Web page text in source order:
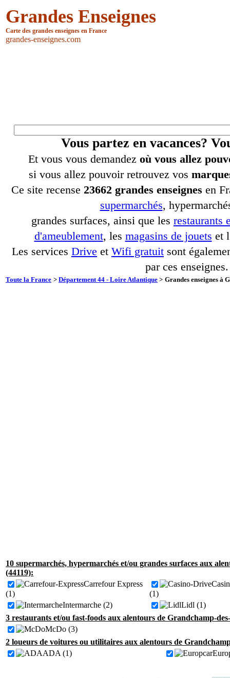
Grandes Enseignes
Carte des grandes enseignes en France
grandes-enseignes.com
Vous partez en vacances?
Et vous vous demandez où vous allez
si vous allez pouvoir retrouvez vos
Ce site recense 23662 grandes enseignes en
supermarchés,
grandes surfaces, ainsi que les restaurants
d'ameublement, les magasins de jouets et
Les services Drive et Wifi gratuit sont
par ces enseignes.
Toute la France > Département 44 - Loire Atlantique > Grandes enseignes à
10 supermarchés, hypermarchés et/ou grandes surfaces aux
(44119):
Carrefour Express
(1)
(1)
Intermarche (2)
Lidl (1)
3 restaurants et/ou fast-foods aux alentours de Grandchamp-
McDo (3)
2 loueurs de voitures ou utilitaires aux alentours de
ADA (1)